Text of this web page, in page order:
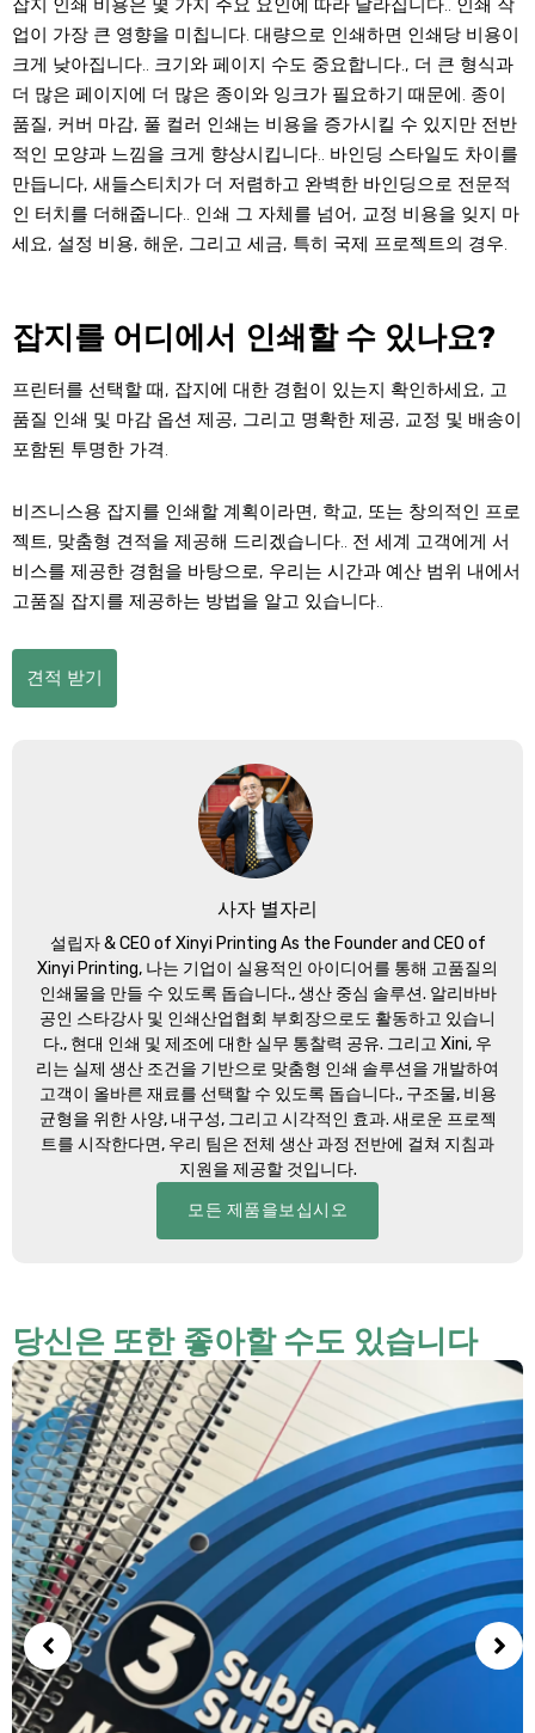
잡지 인쇄 비용은 몇 가지 주요 요인에 따라 달라집니다.. 인쇄 작
업이 가장 큰 영향을 미칩니다. 대량으로 인쇄하면 인쇄당 비용이
크게 낮아집니다.. 크기와 페이지 수도 중요합니다., 더 큰 형식과
더 많은 페이지에 더 많은 종이와 잉크가 필요하기 때문에. 종이
품질, 커버 마감, 풀 컬러 인쇄는 비용을 증가시킬 수 있지만 전반
적인 모양과 느낌을 크게 향상시킵니다.. 바인딩 스타일도 차이를
만듭니다, 새들스티치가 더 저렴하고 완벽한 바인딩으로 전문적
인 터치를 더해줍니다.. 인쇄 그 자체를 넘어, 교정 비용을 잊지 마
세요, 설정 비용, 해운, 그리고 세금, 특히 국제 프로젝트의 경우.
잡지를 어디에서 인쇄할 수 있나요?
프린터를 선택할 때, 잡지에 대한 경험이 있는지 확인하세요, 고
품질 인쇄 및 마감 옵션 제공, 그리고 명확한 제공, 교정 및 배송이
포함된 투명한 가격.
비즈니스용 잡지를 인쇄할 계획이라면, 학교, 또는 창의적인 프로
젝트, 맞춤형 견적을 제공해 드리겠습니다.. 전 세계 고객에게 서
비스를 제공한 경험을 바탕으로, 우리는 시간과 예산 범위 내에서
고품질 잡지를 제공하는 방법을 알고 있습니다..
견적 받기
사자 별자리
설립자 &CEO of Xinyi Printing As the Founder and CEO of
Xinyi Printing, 나는 기업이 실용적인 아이디어를 통해 고품질의
인쇄물을 만들 수 있도록 돕습니다., 생산 중심 솔루션. 알리바바
공인 스타강사 및 인쇄산업협회 부회장으로도 활동하고 있습니
다., 현대 인쇄 및 제조에 대한 실무 통찰력 공유. 그리고 Xini, 우
리는 실제 생산 조건을 기반으로 맞춤형 인쇄 솔루션을 개발하여
고객이 올바른 재료를 선택할 수 있도록 돕습니다., 구조물, 비용
균형을 위한 사양, 내구성, 그리고 시각적인 효과. 새로운 프로젝
트를 시작한다면, 우리 팀은 전체 생산 과정 전반에 걸쳐 지침과
지원을 제공할 것입니다.
모든 제품을보십시오
당신은 또한 좋아할 수도 있습니다